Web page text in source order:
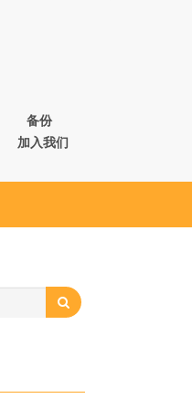
备份
加入我们